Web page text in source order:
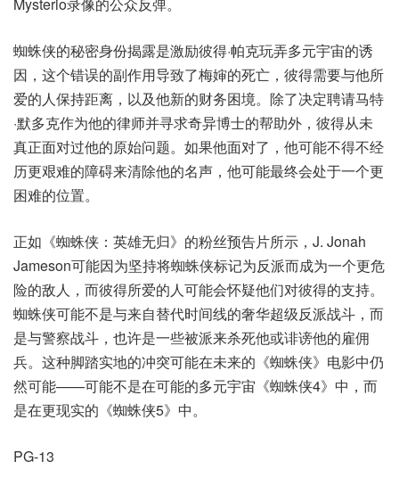
蜘蛛侠的秘密身份揭露是激励彼得·帕克玩弄多元宇宙的诱
因，这个错误的副作用导致了梅婶的死亡，彼得需要与他所
爱的人保持距离，以及他新的财务困境。除了决定聘请马特
·默多克作为他的律师并寻求奇异博士的帮助外，彼得从未
真正面对过他的原始问题。如果他面对了，他可能不得不经
历更艰难的障碍来清除他的名声，他可能最终会处于一个更
困难的位置。
正如《蜘蛛侠：英雄无归》的粉丝预告片所示，J. Jonah
Jameson可能因为坚持将蜘蛛侠标记为反派而成为一个更危
险的敌人，而彼得所爱的人可能会怀疑他们对彼得的支持。
蜘蛛侠可能不是与来自替代时间线的奢华超级反派战斗，而
是与警察战斗，也许是一些被派来杀死他或诽谤他的雇佣
兵。这种脚踏实地的冲突可能在未来的《蜘蛛侠》电影中仍
然可能——可能不是在可能的多元宇宙《蜘蛛侠4》中，而
是在更现实的《蜘蛛侠5》中。
PG-13